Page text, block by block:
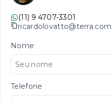
(11) 9 4707-3301
Nome
Telefone